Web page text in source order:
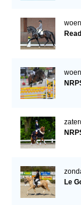
Sport
Paard te koop
Le